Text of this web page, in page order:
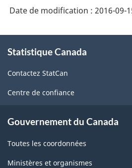
active
-
Structure
de
classification
Date de modification : 2016-09-
propos
ce
site
Statistique Canada
Contactez StatCan
Centre de confiance
Gouvernement du Canada
Toutes les coordonnées
Ministères et organismes